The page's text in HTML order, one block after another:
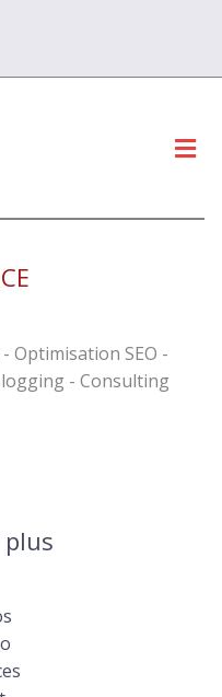
Optimisation SEO -
- Consulting
plus